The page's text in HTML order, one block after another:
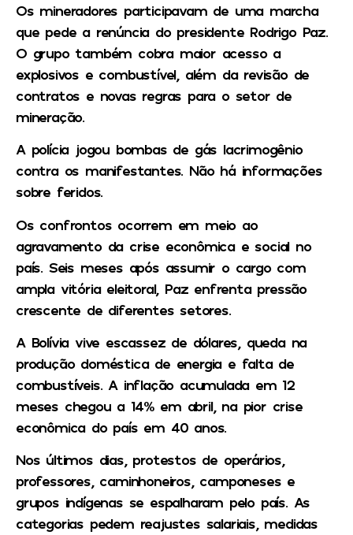
Os mineradores participavam de uma marcha
que pede a renúncia do presidente Rodrigo Paz.
O grupo também cobra maior acesso a
explosivos e combustível, além da revisão de
contratos e novas regras para o setor de
mineração.
A polícia jogou bombas de gás lacrimogênio
contra os manifestantes. Não há informações
sobre feridos.
Os confrontos ocorrem em meio ao
agravamento da crise econômica e social no
país. Seis meses após assumir o cargo com
ampla vitória eleitoral, Paz enfrenta pressão
crescente de diferentes setores.
A Bolívia vive escassez de dólares, queda na
produção doméstica de energia e falta de
combustíveis. A inflação acumulada em 12
meses chegou a 14% em abril, na pior crise
econômica do país em 40 anos.
Nos últimos dias, protestos de operários,
professores, caminhoneiros, camponeses e
grupos indígenas se espalharam pelo país. As
categorias pedem reajustes salariais, medidas